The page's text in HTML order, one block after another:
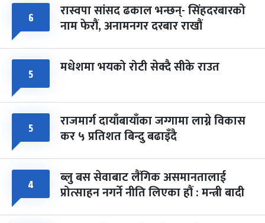
६ रास्वपा सांसद ढकाल भन्छन्- सिंहदरबारको
नाम फेरौं, अनामनगर दरबार राखौं
५ मधेशमा भयको रोटी सेक्दै सीके राउत
५ राजमार्ग दायाँबायाँका जग्गामा लाग्ने विकास
कर ५ प्रतिशत बिन्दु बढाइँदै
४ ब्लु बस सेवाबाट लैंगिक असमानतालाई
प्रोत्साहन नगर्ने नीति लिएका हौं : मन्त्री बादी